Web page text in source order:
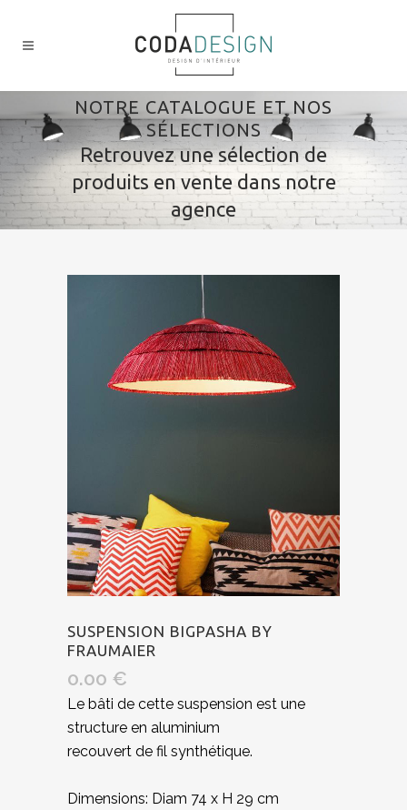
NOTRE CATALOGUE ET NOS
SÉLECTIONS
Retrouvez une sélection de
produits en vente dans notre
agence
SUSPENSION BIGPASHA BY
FRAUMAIER
0.00 €
Le bâti de cette suspension est une
structure en aluminium
recouvert de fil synthétique.
Dimensions: Diam 74 x H 29 cm